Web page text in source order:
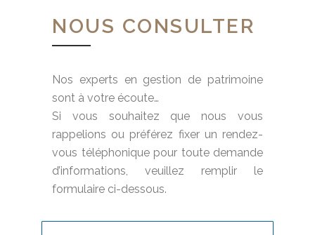
NOUS CONSULTER
Nos experts en gestion de patrimoine
sont à votre écoute…
Si vous souhaitez que nous vous
rappelions ou préférez fixer un rendez-
vous téléphonique pour toute demande
d’informations, veuillez remplir le
formulaire ci-dessous.